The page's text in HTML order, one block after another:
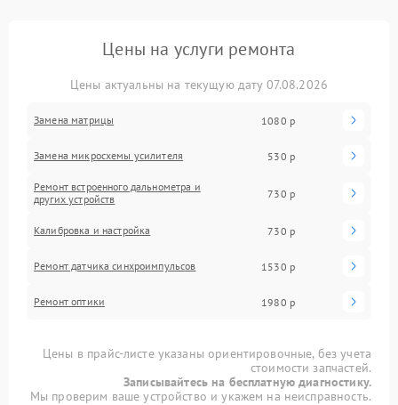
Цены на услуги ремонта
Цены актуальны на текущую дату 07.08.2026
Замена матрицы 1080 р
Замена микросхемы усилителя 530 р
Ремонт встроенного дальнометра и
других устройств
730 р
Калибровка и настройка 730 р
Ремонт датчика синхроимпульсов 1530 р
Ремонт оптики 1980 р
Цены в прайс-листе указаны ориентировочные, без учета
стоимости запчастей.
Записывайтесь на бесплатную диагностику.
Мы проверим ваше устройство и укажем на неисправность.